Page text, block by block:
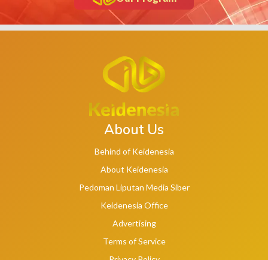
About Us
Behind of Keidenesia
About Keidenesia
Pedoman Liputan Media Siber
Keidenesia Office
Advertising
Terms of Service